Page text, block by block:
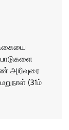
அறிவுரை
(31ம்